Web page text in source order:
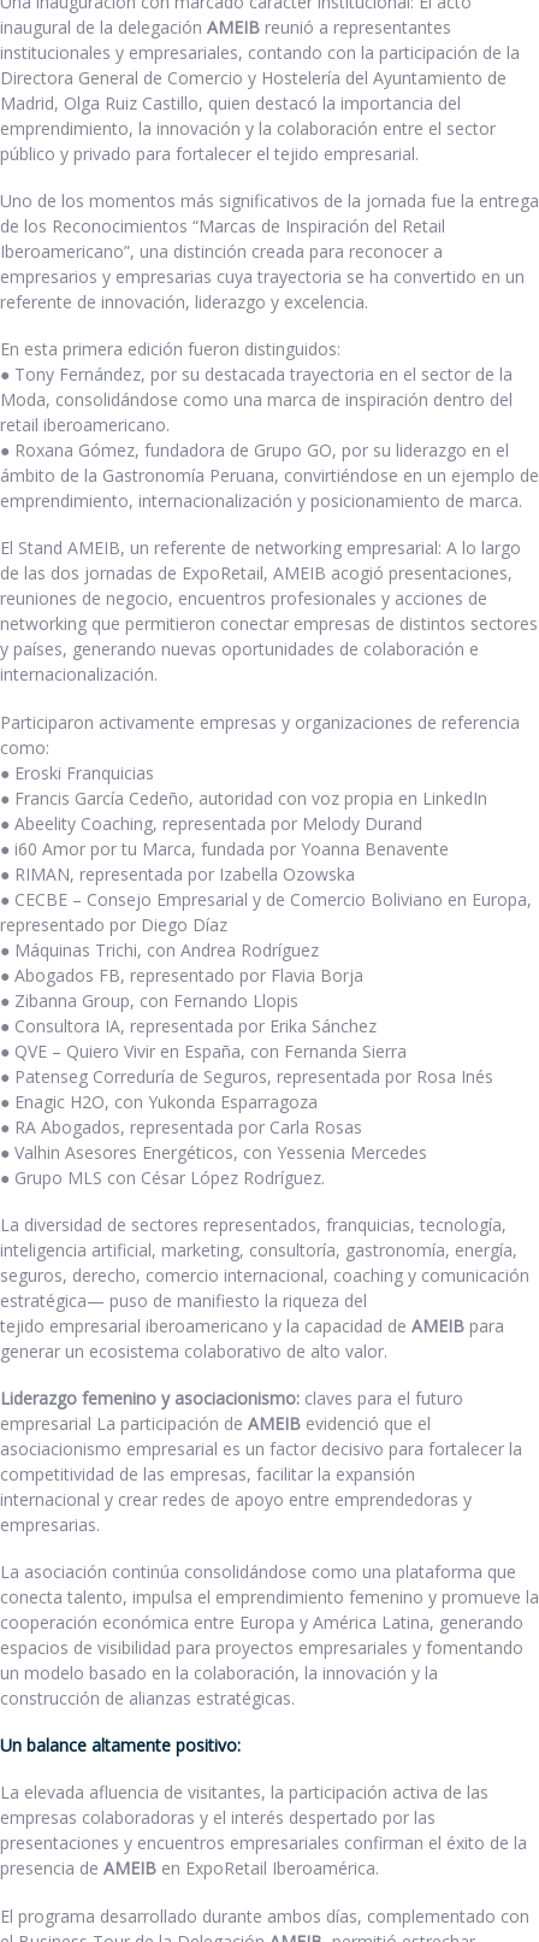
inaugural de la delegación AMEIB reunió a representantes
institucionales y empresariales, contando con la participación de la
Directora General de Comercio y Hostelería del Ayuntamiento de
Madrid, Olga Ruiz Castillo, quien destacó la importancia del
emprendimiento, la innovación y la colaboración entre el sector
público y privado para fortalecer el tejido empresarial.
Uno de los momentos más significativos de la jornada fue la entrega
de los Reconocimientos “Marcas de Inspiración del Retail
Iberoamericano”, una distinción creada para reconocer a
empresarios y empresarias cuya trayectoria se ha convertido en un
referente de innovación, liderazgo y excelencia.
En esta primera edición fueron distinguidos:
● Tony Fernández, por su destacada trayectoria en el sector de la
Moda, consolidándose como una marca de inspiración dentro del
retail iberoamericano.
● Roxana Gómez, fundadora de Grupo GO, por su liderazgo en el
ámbito de la Gastronomía Peruana, convirtiéndose en un ejemplo de
emprendimiento, internacionalización y posicionamiento de marca.
El Stand AMEIB, un referente de networking empresarial: A lo largo
de las dos jornadas de ExpoRetail, AMEIB acogió presentaciones,
reuniones de negocio, encuentros profesionales y acciones de
networking que permitieron conectar empresas de distintos sectores
y países, generando nuevas oportunidades de colaboración e
internacionalización.
Participaron activamente empresas y organizaciones de referencia
como:
● Eroski Franquicias
● Francis García Cedeño, autoridad con voz propia en LinkedIn
● Abeelity Coaching, representada por Melody Durand
● i60 Amor por tu Marca, fundada por Yoanna Benavente
● RIMAN, representada por Izabella Ozowska
● CECBE – Consejo Empresarial y de Comercio Boliviano en Europa,
representado por Diego Díaz
● Máquinas Trichi, con Andrea Rodríguez
● Abogados FB, representado por Flavia Borja
● Zibanna Group, con Fernando Llopis
● Consultora IA, representada por Erika Sánchez
● QVE – Quiero Vivir en España, con Fernanda Sierra
● Patenseg Correduría de Seguros, representada por Rosa Inés
● Enagic H2O, con Yukonda Esparragoza
● RA Abogados, representada por Carla Rosas
● Valhin Asesores Energéticos, con Yessenia Mercedes
● Grupo MLS con César López Rodríguez.
La diversidad de sectores representados, franquicias, tecnología,
inteligencia artificial, marketing, consultoría, gastronomía, energía,
seguros, derecho, comercio internacional, coaching y comunicación
estratégica— puso de manifiesto la riqueza del
tejido empresarial iberoamericano y la capacidad de AMEIB para
generar un ecosistema colaborativo de alto valor.
Liderazgo femenino y asociacionismo: claves para el futuro
empresarial La participación de AMEIB evidenció que el
asociacionismo empresarial es un factor decisivo para fortalecer la
competitividad de las empresas, facilitar la expansión
internacional y crear redes de apoyo entre emprendedoras y
empresarias.
La asociación continúa consolidándose como una plataforma que
conecta talento, impulsa el emprendimiento femenino y promueve la
cooperación económica entre Europa y América Latina, generando
espacios de visibilidad para proyectos empresariales y fomentando
un modelo basado en la colaboración, la innovación y la
construcción de alianzas estratégicas.
Un balance altamente positivo:
La elevada afluencia de visitantes, la participación activa de las
empresas colaboradoras y el interés despertado por las
presentaciones y encuentros empresariales confirman el éxito de la
presencia de AMEIB en ExpoRetail Iberoamérica.
El programa desarrollado durante ambos días, complementado con